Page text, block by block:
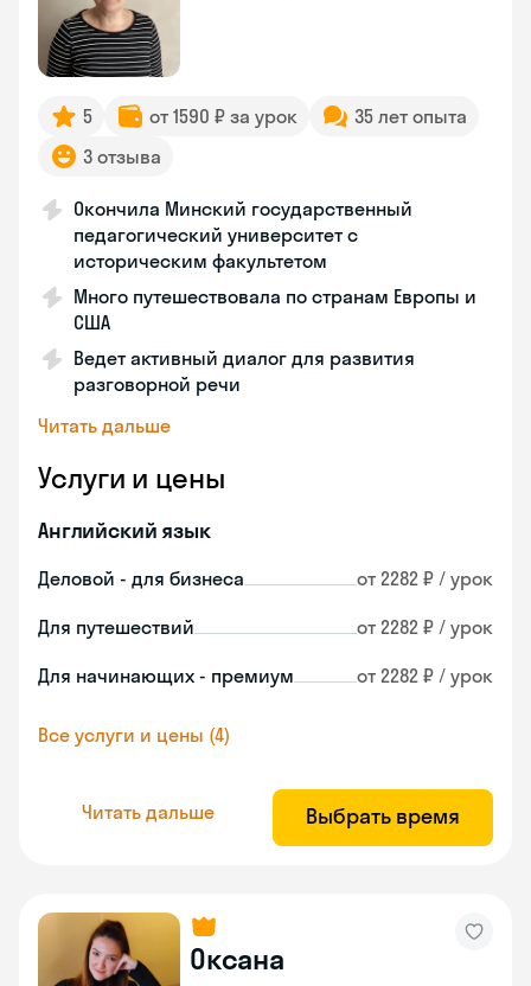
5 от 1590 ₽ за урок
35 лет опыта
3 отзыва
Окончила Минский государственный
педагогический университет с
историческим факультетом
Много путешествовала по странам Европы и
США
Ведет активный диалог для развития
разговорной речи
Читать дальше
Услуги и цены
Английский язык
Деловой - для бизнеса от 2282 ₽ / урок
Для путешествий от 2282 ₽ / урок
Для начинающих - премиум от 2282 ₽ / урок
Все услуги и цены (4)
Читать дальше Выбрать время
Оксана